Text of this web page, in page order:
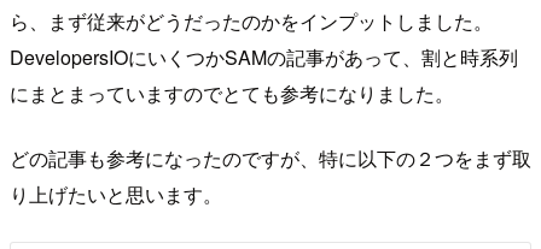
ら、まず従来がどうだったのかをインプットしました。
DevelopersIOにいくつかSAMの記事があって、割と時系列
にまとまっていますのでとても参考になりました。
どの記事も参考になったのですが、特に以下の２つをまず取
り上げたいと思います。